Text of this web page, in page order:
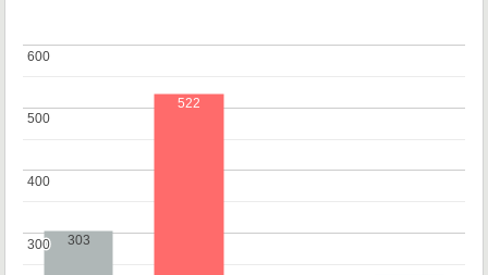
300
300
400
400
500
500
600
600
303
522